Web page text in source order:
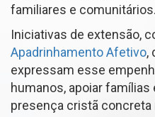
familiares e comunitários.
Iniciativas de extensão,
Apadrinhamento Afetivo,
expressam esse
humanos, apoiar
presença cristã concreta